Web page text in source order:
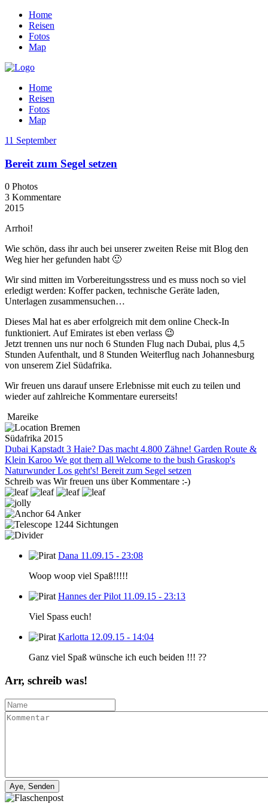
Home
Reisen
Fotos
Map
Home
Reisen
Fotos
Map
11 September
Bereit zum Segel setzen
0 Photos
3 Kommentare
2015
Arrhoi!
Wie schön, dass ihr auch bei unserer zweiten Reise mit Blog den
Weg hier her gefunden habt 🙂
Wir sind mitten im Vorbereitungsstress und es muss noch so viel
erledigt werden: Koffer packen, technische Geräte laden,
Unterlagen zusammensuchen…
Dieses Mal hat es aber erfolgreich mit dem online Check-In
funktioniert. Auf Emirates ist eben verlass 😉
Jetzt trennen uns nur noch 6 Stunden Flug nach Dubai, plus 4,5
Stunden Aufenthalt, und 8 Stunden Weiterflug nach Johannesburg
von unserem Ziel Südafrika.
Wir freuen uns darauf unsere Erlebnisse mit euch zu teilen und
wieder auf zahlreiche Kommentare eurerseits!
Mareike
Bremen
Südafrika 2015
Dubai Kapstadt3 Haie? Das macht 4.800 Zähne! Garden Route &
Klein Karoo We got them all Welcome to the bush Graskop's
NaturwunderLos geht's! Bereit zum Segel setzen
Schreib was Wir freuen uns über Kommentare :-)
64Anker
1244 Sichtungen
Dana 11.09.15 - 23:08
Woop woop viel Spaß!!!!!
Hannes der Pilot 11.09.15 - 23:13
Viel Spass euch!
Karlotta 12.09.15 - 14:04
Ganz viel Spaß wünsche ich euch beiden !!! ??
Arr, schreib was!